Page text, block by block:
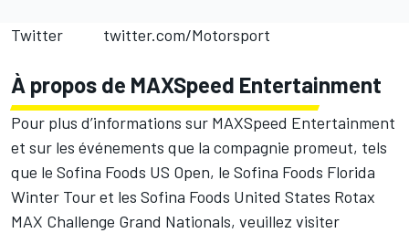
Twitter twitter.com/Motorsport
À propos de MAXSpeed Entertainment
Pour plus d’informations sur MAXSpeed Entertainment
et sur les événements que la compagnie promeut, tels
que le Sofina Foods US Open, le Sofina Foods Florida
Winter Tour et les Sofina Foods United States Rotax
MAX Challenge Grand Nationals, veuillez visiter